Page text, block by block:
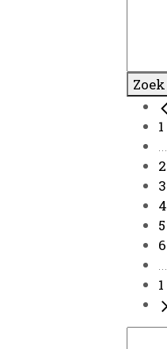
Zoek
1
...
2
3
4
5
6
...
1